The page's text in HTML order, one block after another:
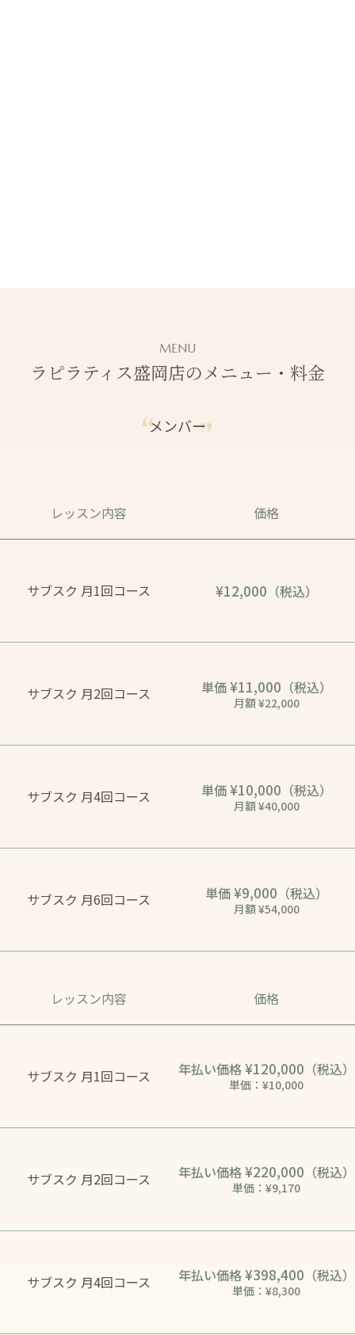
MENU
ラピラティス盛岡店のメニュー・料金
メンバー
レッスン内容 価格
サブスク 月1回コース ¥12,000 （税込）
サブスク 月2回コース 単価¥11,000 （税込）
月額 ¥22,000
サブスク 月4回コース 単価¥10,000 （税込）
月額 ¥40,000
サブスク 月6回コース 単価¥9,000 （税込）
月額 ¥54,000
レッスン内容 価格
サブスク 月1回コース 年払い価格¥120,000 （税込）
単価：¥10,000
サブスク 月2回コース 年払い価格¥220,000 （税込）
単価：¥9,170
サブスク 月4回コース 年払い価格¥398,400 （税込）
単価：¥8,300